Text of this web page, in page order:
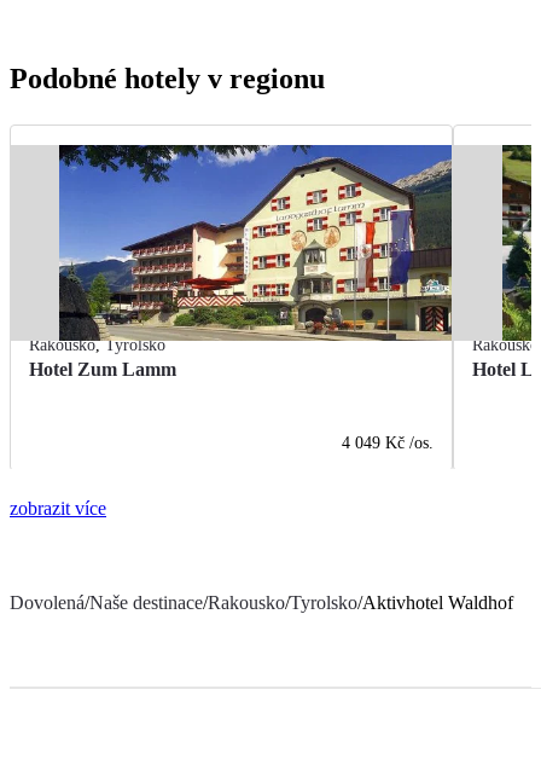
Podobné hotely v regionu
Rakousko,Tyrolsko
Hotel Zum Lamm
4 049 Kč /os.
Rakousko
Hotel
zobrazit více
Dovolená/Naše destinace/Rakousko/Tyrolsko/Aktivhotel Waldhof